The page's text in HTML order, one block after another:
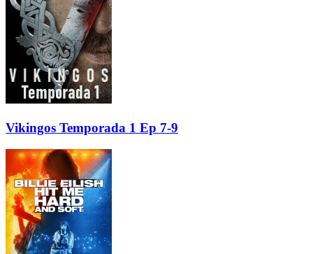
Vikingos Temporada 1 Ep 7-9